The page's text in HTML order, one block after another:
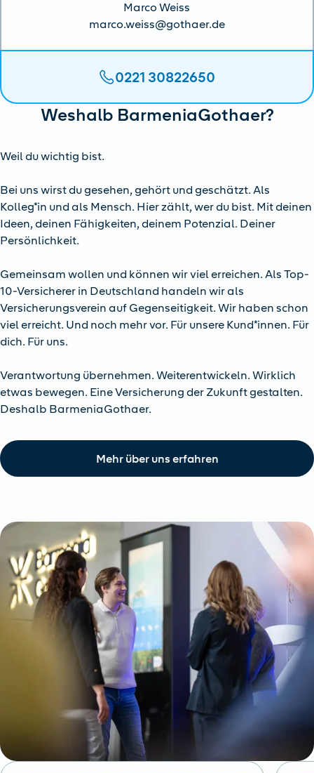
Marco Weiss
marco.weiss@gothaer.de
0221 30822650
Weshalb BarmeniaGothaer?
Weil du wichtig bist.
Bei uns wirst du gesehen, gehört und geschätzt. Als
Kolleg*in und als Mensch. Hier zählt, wer du bist. Mit deinen
Ideen, deinen Fähigkeiten, deinem Potenzial. Deiner
Persönlichkeit.
Gemeinsam wollen und können wir viel erreichen. Als Top-
10-Versicherer in Deutschland handeln wir als
Versicherungsverein auf Gegenseitigkeit. Wir haben schon
viel erreicht. Und noch mehr vor. Für unsere Kund*innen. Für
dich. Für uns.
Verantwortung übernehmen. Weiterentwickeln. Wirklich
etwas bewegen. Eine Versicherung der Zukunft gestalten.
Deshalb BarmeniaGothaer.
Mehr über uns erfahren